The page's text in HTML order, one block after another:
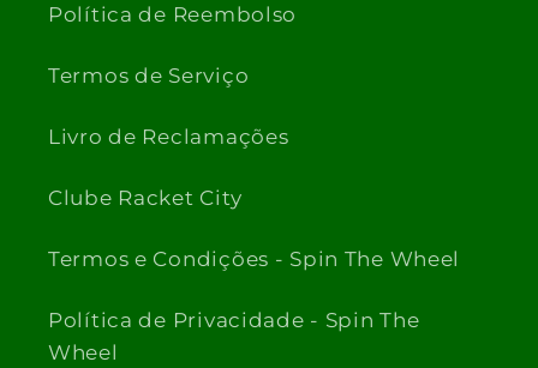
Política de Reembolso
Termos de Serviço
Livro de Reclamações
Clube Racket City
Termos e Condições - Spin The Wheel
Política de Privacidade - Spin The
Wheel